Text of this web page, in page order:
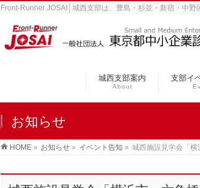
Front-Runner JOSAI│城西支部は、豊島・杉並・新宿・中野
城西支部案内
About
支部イ
お知らせ
HOME » お知らせ » イベント告知 » 城西施設見学会「